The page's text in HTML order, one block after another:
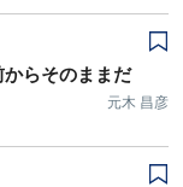
からそのままだ
元木 昌彦